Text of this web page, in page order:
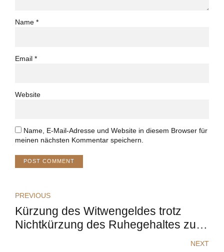
Name *
Email *
Website
Name, E-Mail-Adresse und Website in diesem Browser für
meinen nächsten Kommentar speichern.
POST COMMENT
PREVIOUS
Kürzung des Witwengeldes trotz
Nichtkürzung des Ruhegehaltes zu
NEXT